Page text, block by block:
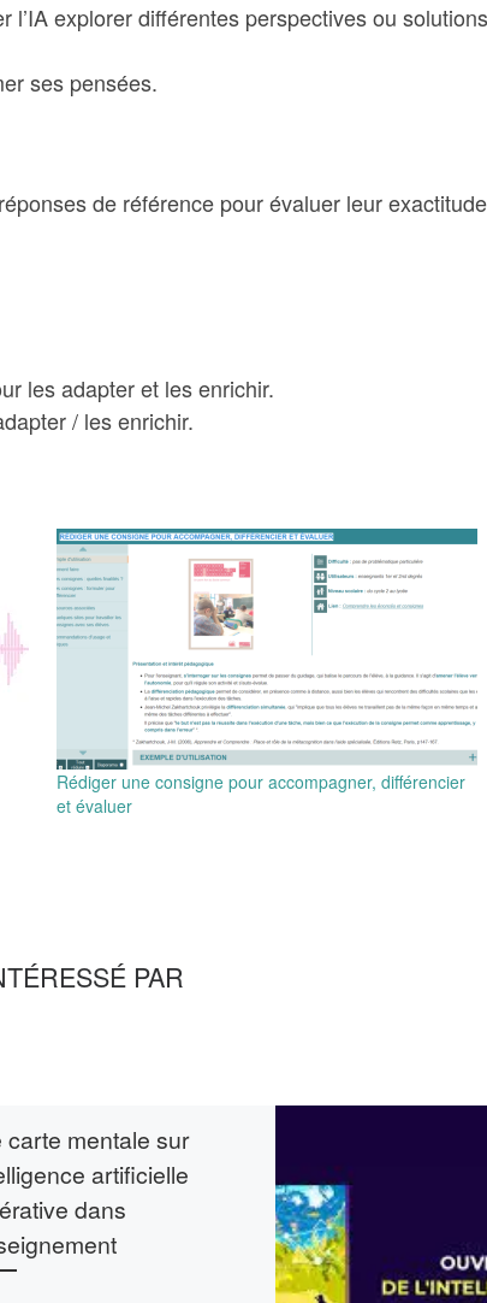
explorer différentes perspectives ou solutions
ses pensées.
de référence pour évaluer leur
les adapter et les enrichir.
/ les enrichir.
Rédiger une consigne pour accompagner, différencier
et évaluer
PAR
carte mentale sur
artificielle
dans